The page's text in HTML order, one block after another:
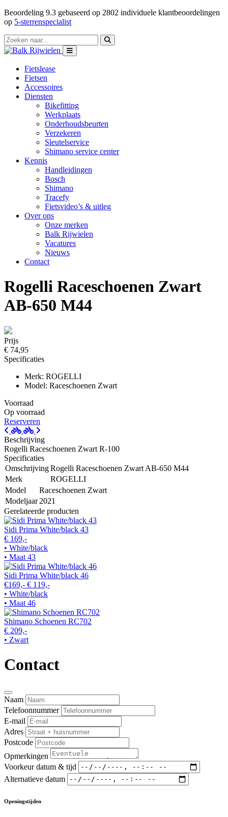
Beoordeling 9.3 gebaseerd op 2802 individuele klantbeoordelingen
op 5-sterrenspecialist
Fietslease
Fietsen
Accessoires
Diensten
Bikefitting
Werkplaats
Onderhoudsbeurten
Verzekeren
Sleutelservice
Shimano service center
Kennis
Handleidingen
Bosch
Shimano
Tracefy
Fietsvideo’s & uitleg
Over ons
Onze merken
Balk Rijwielen
Vacatures
Nieuws
Contact
Rogelli Raceschoenen Zwart
AB-650 M44
Prijs
€ 74,95
Specificaties
Merk: ROGELLI
Model: Raceschoenen Zwart
Voorraad
Op voorraad
Reserveren
Beschrijving
Rogelli Raceschoenen Zwart R-100
Specificaties
OmschrijvingRogelli Raceschoenen Zwart AB-650 M44
Merk
ROGELLI
Model
Raceschoenen Zwart
Modeljaar 2021
Gerelateerde producten
Sidi Prima White/black 43
€ 169,-
• White/black
• Maat 43
Sidi Prima White/black 46
€169,- € 119,-
• White/black
• Maat 46
Shimano Schoenen RC702
€ 209,-
• Zwart
Contact
Naam
Telefoonnummer
E-mail
Adres
Postcode
Opmerkingen
Voorkeur datum & tijd
Alternatieve datum
Openingstijden